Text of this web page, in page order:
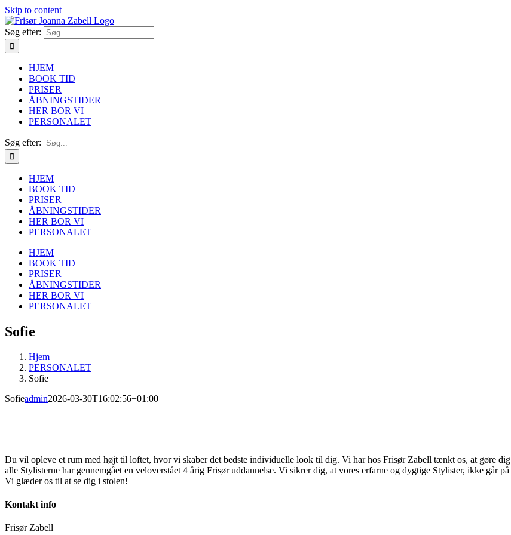
Skip to content
Søg efter:
HJEM
BOOK TID
PRISER
ÅBNINGSTIDER
HER BOR VI
PERSONALET
Søg efter:
HJEM
BOOK TID
PRISER
ÅBNINGSTIDER
HER BOR VI
PERSONALET
HJEM
BOOK TID
PRISER
ÅBNINGSTIDER
HER BOR VI
PERSONALET
Sofie
Hjem
PERSONALET
Sofie
Sofieadmin2026-03-30T16:02:56+01:00
Du vil opleve et rum med højt til loftet, hvor vi skaber det bedste individuelle look til dig. Vi har hos Frisør Zabell tænkt os, at gøre
alle Stylisterne har gennemgået en veloverstået 4 årig Frisør uddannelse. Vi sikrer dig, at vores erfarne og dygtige Stylister, ikke går
Vi glæder os til at se dig i stolen!
Kontakt info
Frisør Zabell